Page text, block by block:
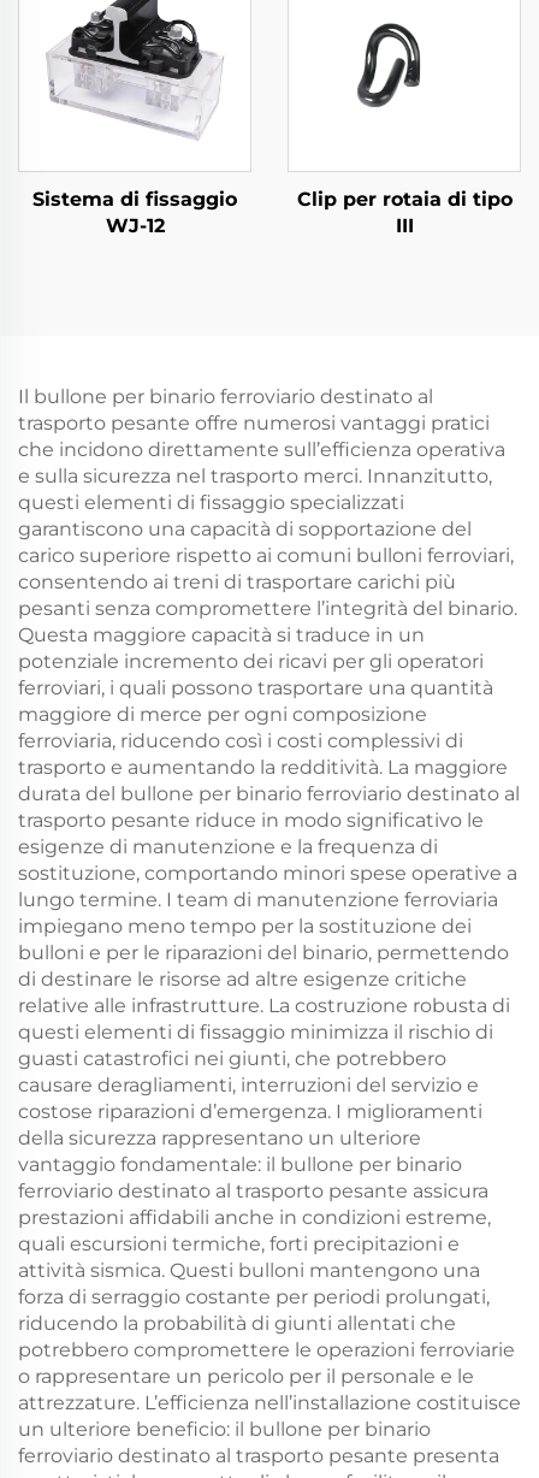
Sistema di fissaggio
WJ-12
Clip per rotaia di tipo
III
Il bullone per binario ferroviario destinato al
trasporto pesante offre numerosi vantaggi pratici
che incidono direttamente sull’efficienza operativa
e sulla sicurezza nel trasporto merci. Innanzitutto,
questi elementi di fissaggio specializzati
garantiscono una capacità di sopportazione del
carico superiore rispetto ai comuni bulloni ferroviari,
consentendo ai treni di trasportare carichi più
pesanti senza compromettere l’integrità del binario.
Questa maggiore capacità si traduce in un
potenziale incremento dei ricavi per gli operatori
ferroviari, i quali possono trasportare una quantità
maggiore di merce per ogni composizione
ferroviaria, riducendo così i costi complessivi di
trasporto e aumentando la redditività. La maggiore
durata del bullone per binario ferroviario destinato al
trasporto pesante riduce in modo significativo le
esigenze di manutenzione e la frequenza di
sostituzione, comportando minori spese operative a
lungo termine. I team di manutenzione ferroviaria
impiegano meno tempo per la sostituzione dei
bulloni e per le riparazioni del binario, permettendo
di destinare le risorse ad altre esigenze critiche
relative alle infrastrutture. La costruzione robusta di
questi elementi di fissaggio minimizza il rischio di
guasti catastrofici nei giunti, che potrebbero
causare deragliamenti, interruzioni del servizio e
costose riparazioni d’emergenza. I miglioramenti
della sicurezza rappresentano un ulteriore
vantaggio fondamentale: il bullone per binario
ferroviario destinato al trasporto pesante assicura
prestazioni affidabili anche in condizioni estreme,
quali escursioni termiche, forti precipitazioni e
attività sismica. Questi bulloni mantengono una
forza di serraggio costante per periodi prolungati,
riducendo la probabilità di giunti allentati che
potrebbero compromettere le operazioni ferroviarie
o rappresentare un pericolo per il personale e le
attrezzature. L’efficienza nell’installazione costituisce
un ulteriore beneficio: il bullone per binario
ferroviario destinato al trasporto pesante presenta